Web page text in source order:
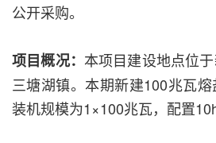
公开采购。
项目概况： 本项目建设地点位
三塘湖镇。本期新建100兆瓦
装机规模为1×100兆瓦，配置